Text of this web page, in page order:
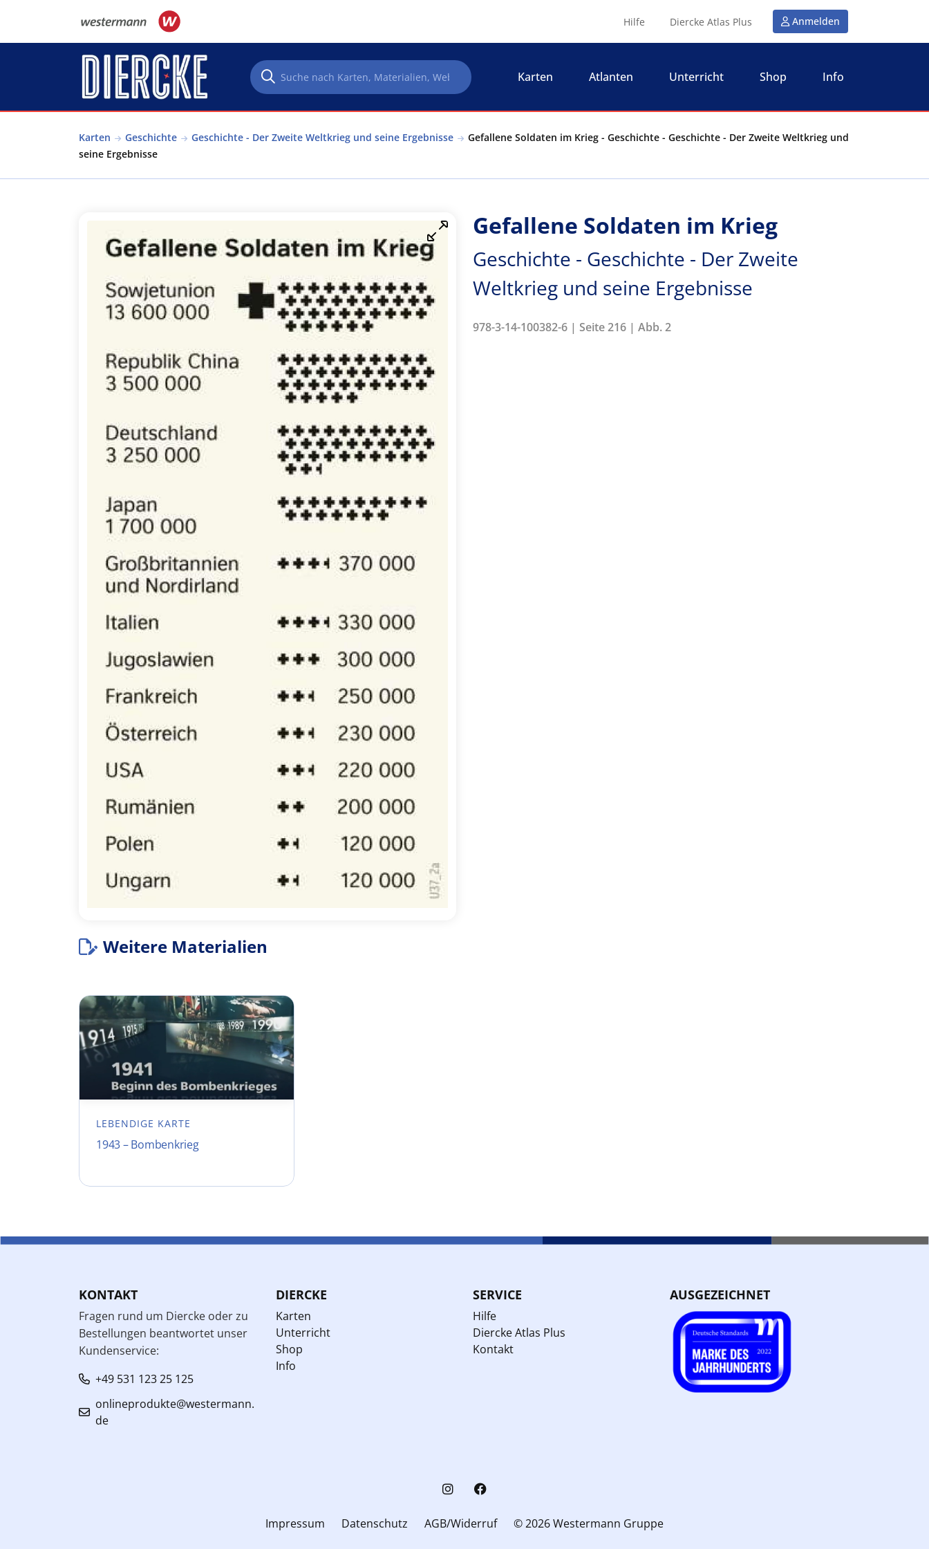
Hilfe Diercke Atlas Plus Anmelden
Karten Atlanten Unterricht Shop Info
Karten Geschichte Geschichte - Der Zweite Weltkrieg und seine Ergebnisse
Gefallene Soldaten im Krieg - Geschichte - Geschichte - Der Zweite Weltkrieg und
seine Ergebnisse
Gefallene Soldaten im Krieg
Geschichte - Geschichte - Der Zweite
Weltkrieg und seine Ergebnisse
978-3-14-100382-6 | Seite 216 | Abb. 2
Weitere Materialien
LEBENDIGE KARTE
1943 – Bombenkrieg
KONTAKT
Fragen rund um Diercke oder zu
Bestellungen beantwortet unser
Kundenservice:
+49 531 123 25 125
onlineprodukte@westermann.
de
DIERCKE
Karten
Unterricht
Shop
Info
SERVICE
Hilfe
Diercke Atlas Plus
Kontakt
AUSGEZEICHNET
Impressum Datenschutz AGB/Widerruf © 2026 Westermann Gruppe